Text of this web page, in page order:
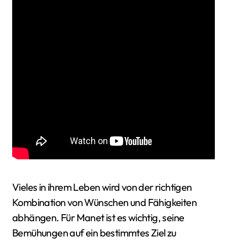
Vieles in ihrem Leben wird von der richtigen
Kombination von Wünschen und Fähigkeiten
abhängen. Für Manet ist es wichtig, seine
Bemühungen auf ein bestimmtes Ziel zu